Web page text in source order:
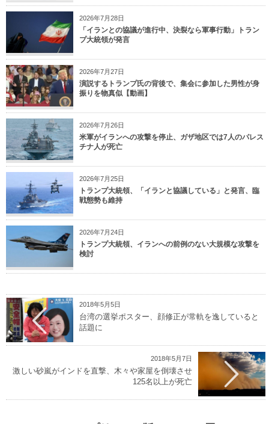
2026年7月28日
「イランとの協議が進行中、決裂なら軍事行動」トラン
プ大統領が発言
2026年7月27日
演説するトランプ氏の背後で、集会に参加した男性が身
振りを物真似【動画】
2026年7月26日
米軍がイランへの攻撃を停止、ガザ地区では7人のパレス
チナ人が死亡
2026年7月25日
トランプ大統領、「イランと協議している」と発言、臨
戦態勢も維持
2026年7月24日
トランプ大統領、イランへの前例のない大規模な攻撃を
検討
2018年5月5日
台湾の選挙ポスター、顔修正が常軌を逸していると
話題に
2018年5月7日
激しい砂嵐がインドを直撃、木々や家屋を倒壊させ
125名以上が死亡